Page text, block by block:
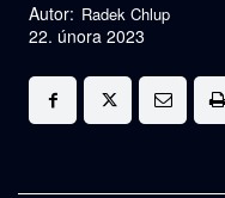
Autor: Radek Chlup
22. února 2023